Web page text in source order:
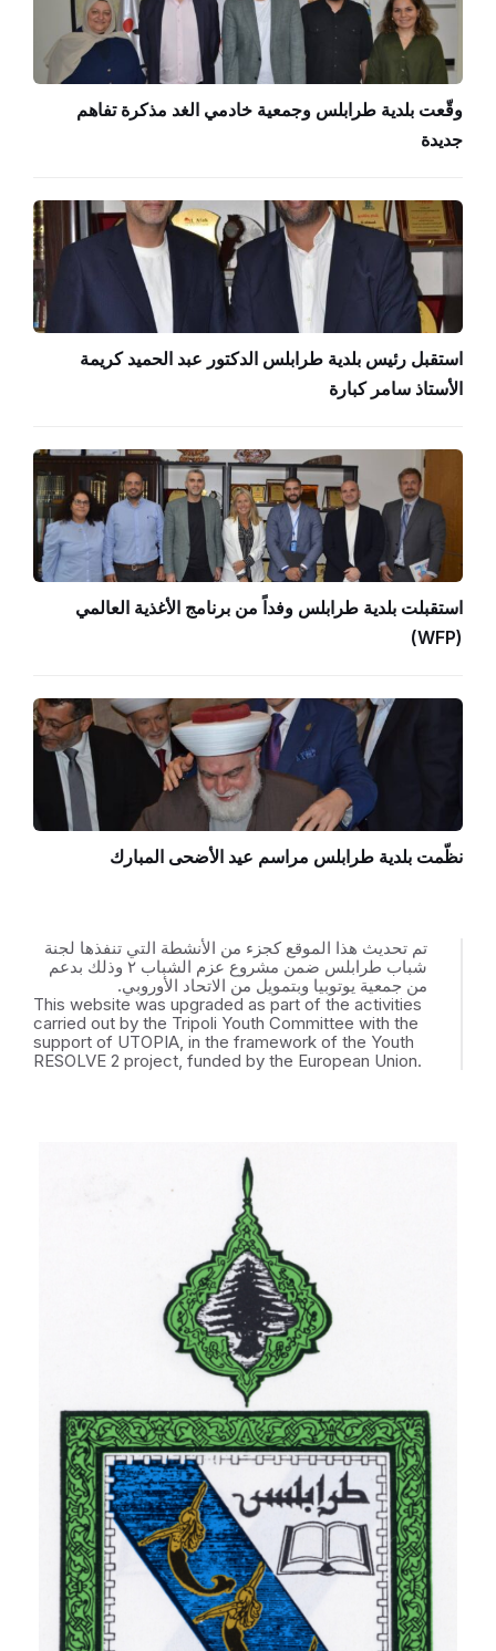
وقّعت بلدية طرابلس وجمعية خادمي الغد مذكرة تفاهم
جديدة
استقبل رئيس بلدية طرابلس الدكتور عبد الحميد كريمة
الأستاذ سامر كبارة
استقبلت بلدية طرابلس وفداً من برنامج الأغذية العالمي
(WFP)
نظّمت بلدية طرابلس مراسم عيد الأضحى المبارك
تم تحديث هذا الموقع كجزء من الأنشطة التي تنفذها لجنة
شباب طرابلس ضمن مشروع عزم الشباب ٢ وذلك بدعم
من جمعية يوتوبيا وبتمويل من الاتحاد الأوروبي.
This website was upgraded as part of the activities
carried out by the Tripoli Youth Committee with the
support of UTOPIA, in the framework of the Youth
RESOLVE 2 project, funded by the European Union.